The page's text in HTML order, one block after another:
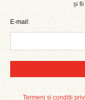
și
E-mail:
Termeni și condiții